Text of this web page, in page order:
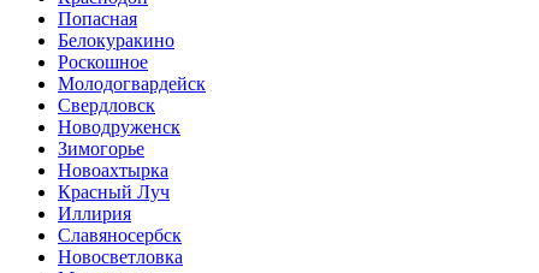
Попасная
Белокуракино
Роскошное
Молодогвардейск
Свердловск
Новодруженск
Зимогорье
Новоахтырка
Красный Луч
Иллирия
Славяносербск
Новосветловка